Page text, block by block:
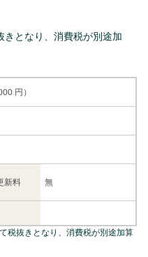
となり、消費税が別途加
円）
新料 無
税抜きとなり、消費税が別途加算